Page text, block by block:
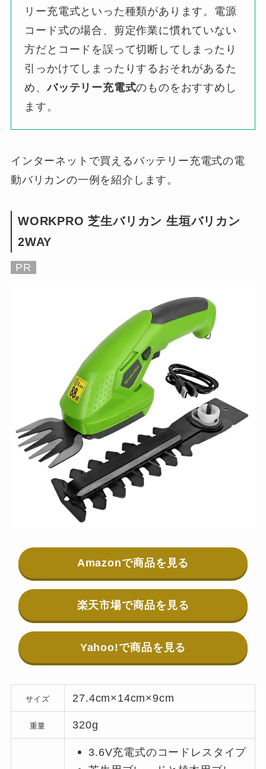
リー充電式といった種類があります。電源
コード式の場合、剪定作業に慣れていない
方だとコードを誤って切断してしまったり
引っかけてしまったりするおそれがあるた
め、バッテリー充電式のものをおすすめし
ます。
インターネットで買えるバッテリー充電式の電
動バリカンの一例を紹介します。
WORKPRO 芝生バリカン 生垣バリカン
2WAY
PR
Amazonで商品を見る
楽天市場で商品を見る
Yahoo!で商品を見る
サイズ 27.4cm×14cm×9cm
重量 320g
3.6V充電式のコードレスタイプ